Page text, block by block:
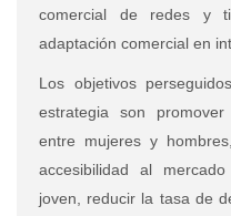
comercial de redes y
adaptación comercial en
Los objetivos
estrategia son
entre mujeres y
accesibilidad al
joven, reducir la tasa de